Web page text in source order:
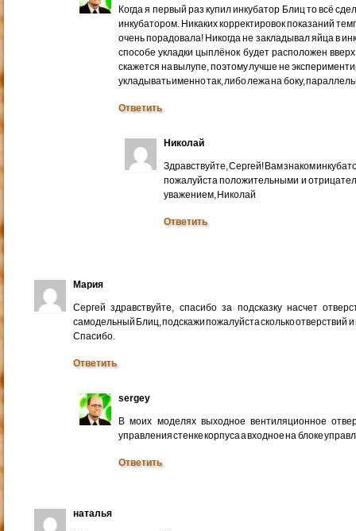
Когда я первый раз купил инкубатор Блиц то всё
инкубатором. Никаких корректировок показаний
очень порадовала! Никогда не закладывал яйца в
способе укладки цыплёнок будет расположен
скажется на вылупе, поэтому лучше не
укладывать именно так, либо лежа на боку,
Ответить
Николай
Здравствуйте, Сергей! Вам знаком
пожалуйста положительными и
уважением, Николай
Ответить
Мария
Сергей здравствуйте, спасибо за подсказку насчет
самодельный Блиц, подскажи пожалуйста сколько отверствий и
Спасибо.
Ответить
sergey
В моих моделях выходное вентиляционное
управления стенке корпуса а входное на блоке
Ответить
наталья